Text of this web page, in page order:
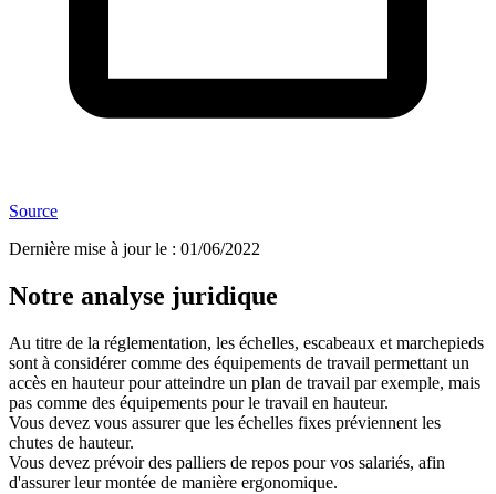
Source
Dernière mise à jour le : 01/06/2022
Notre analyse juridique
Au titre de la réglementation, les échelles, escabeaux et marchepieds
sont à considérer comme des équipements de travail permettant un
accès en hauteur pour atteindre un plan de travail par exemple, mais
pas comme des équipements pour le travail en hauteur.
Vous devez vous assurer que les échelles fixes préviennent les
chutes de hauteur.
Vous devez prévoir des palliers de repos pour vos salariés, afin
d'assurer leur montée de manière ergonomique.